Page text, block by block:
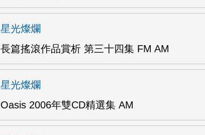
星光燦爛
長篇搖滾作品賞析 第三十四集 FM AM
星光燦爛
Oasis 2006年雙CD精選集 AM